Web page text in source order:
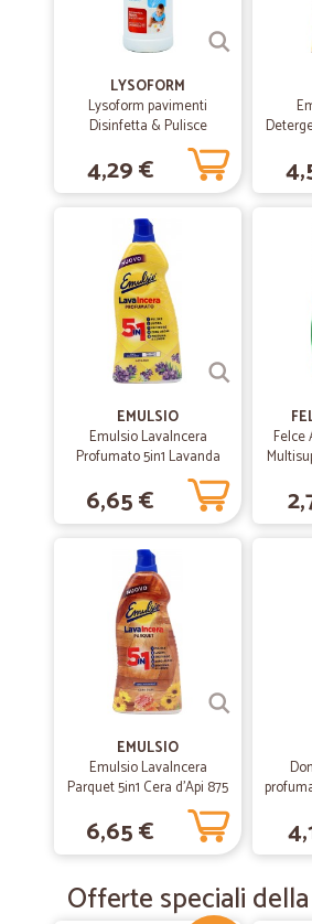
LYSOFORM
Lysoform pavimenti
Disinfetta & Pulisce
Classico 1100 ml
4,29 €
EMULSIO
Emulsio LavaIncera
Profumato 5in1 Lavanda
6,65 €
Felce
EMULSIO
Emulsio LavaIncera
Parquet 5in1 Cera d'Api 875
6,65 €
Offerte speciali